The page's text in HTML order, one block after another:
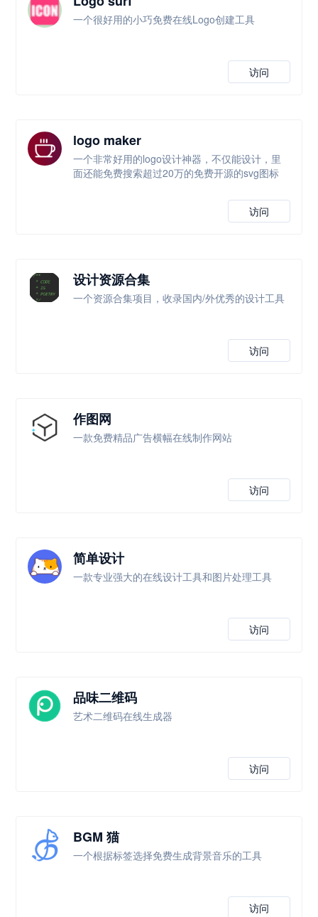
一个很好用的小巧免费在线Logo创建工具
访问
logo maker
一个非常好用的logo设计神器，不仅能设计，里
面还能免费搜索超过20万的免费开源的svg图标
访问
设计资源合集
一个资源合集项目，收录国内/外优秀的设计工具
访问
作图网
一款免费精品广告横幅在线制作网站
访问
简单设计
一款专业强大的在线设计工具和图片处理工具
访问
品味二维码
艺术二维码在线生成器
访问
BGM 猫
一个根据标签选择免费生成背景音乐的工具
访问